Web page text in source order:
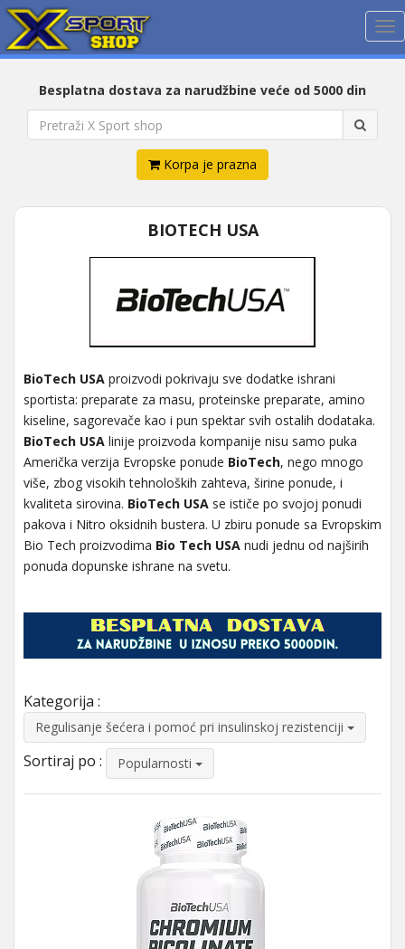
Besplatna dostava za narudžbine veće od 5000 din
Korpa je prazna
BIOTECH USA
BioTech USA proizvodi pokrivaju sve dodatke ishrani
sportista: preparate za masu, proteinske preparate, amino
kiseline, sagorevače kao i pun spektar svih ostalih dodataka.
BioTech USA linije proizvoda kompanije nisu samo puka
Američka verzija Evropske ponude BioTech, nego mnogo
više, zbog visokih tehnoloških zahteva, širine ponude, i
kvaliteta sirovina. BioTech USA se ističe po svojoj ponudi
pakova i Nitro oksidnih bustera. U zbiru ponude sa Evropskim
Bio Tech proizvodima Bio Tech USA nudi jednu od najširih
ponuda dopunske ishrane na svetu.
Kategorija :
Regulisanje šećera i pomoć pri insulinskoj rezistenciji
Sortiraj po : Popularnosti